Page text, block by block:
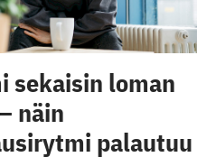
sekaisin loman
näin
palautuu